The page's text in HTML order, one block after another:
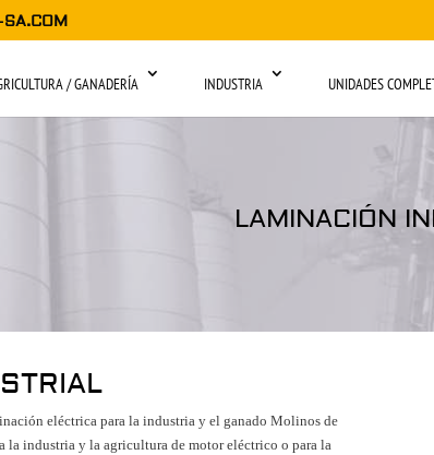
SA.COM
/ GANADERÍA INDUSTRIA UNIDADES
LAMINACIÓN
eléctrica para la industria y el ganado Molinos de
la industria y la agricultura de motor eléctrico o para la